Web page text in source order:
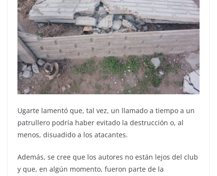
Ugarte lamentó que, tal vez, un llamado a tiempo a un
patrullero podría haber evitado la destrucción o, al
menos, disuadido a los atacantes.
Además, se cree que los autores no están lejos del club
y que, en algún momento, fueron parte de la